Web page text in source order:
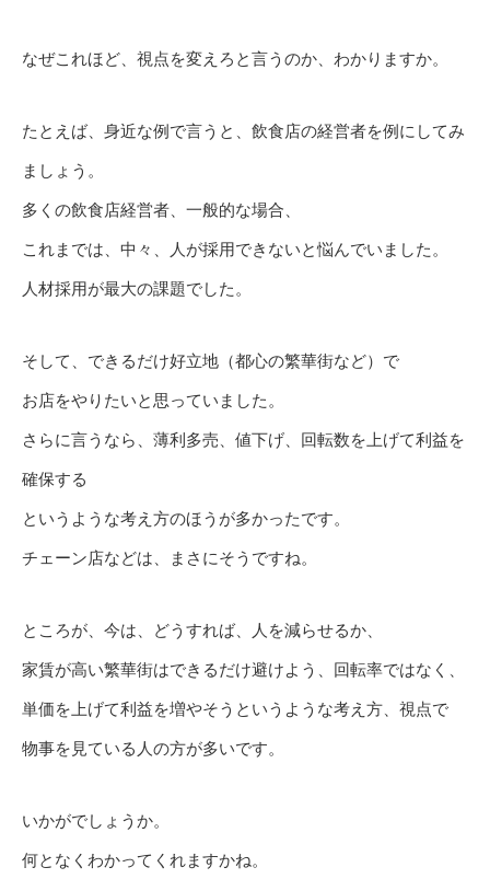
なぜこれほど、視点を変えろと言うのか、わかりますか。
たとえば、身近な例で言うと、飲食店の経営者を例にしてみ
ましょう。
多くの飲食店経営者、一般的な場合、
これまでは、中々、人が採用できないと悩んでいました。
人材採用が最大の課題でした。
そして、できるだけ好立地（都心の繁華街など）で
お店をやりたいと思っていました。
さらに言うなら、薄利多売、値下げ、回転数を上げて利益を
確保する
というような考え方のほうが多かったです。
チェーン店などは、まさにそうですね。
ところが、今は、どうすれば、人を減らせるか、
家賃が高い繁華街はできるだけ避けよう、回転率ではなく、
単価を上げて利益を増やそうというような考え方、視点で
物事を見ている人の方が多いです。
いかがでしょうか。
何となくわかってくれますかね。